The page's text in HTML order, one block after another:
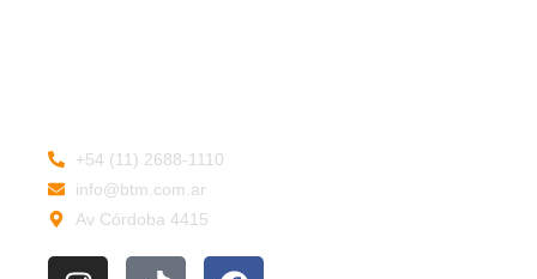
+54 (11) 2688-1110
info@btm.com.ar
Av Córdoba 4415